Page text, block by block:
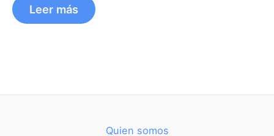
Leer más
Quien somos